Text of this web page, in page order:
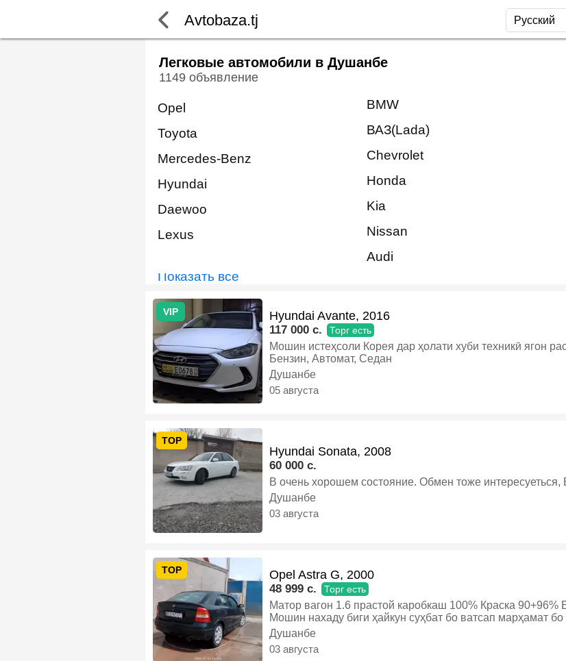
Avtobaza.tj
Легковые автомобили в Душанбе
1149 объявление
Opel
Toyota
Mercedes-Benz
Hyundai
Daewoo
Lexus
BMW
ВАЗ(Lada)
Chevrolet
Honda
Kia
Nissan
Audi
Показать всё
VIP Hyundai Avante, 2016
117 000 c. Торг есть
Мошин истеҳсоли Корея дар ҳолати хуби техникӣ ягон
Бензин, Автомат, Седан
Душанбе
05 августа
TOP
Hyundai Sonata, 2008
60 000 c.
В очень хорошем состояние. Обмен тоже
Душанбе
03 августа
TOP Opel Astra G, 2000
48 999 c. Торг есть
Матор вагон 1.6 прастой каробкаш 100% Краска
Мошин нахаду биги ҳайкун суҳбат бо ватсап марҳамат
Механика, Хэтчбек
Душанбе
03 августа